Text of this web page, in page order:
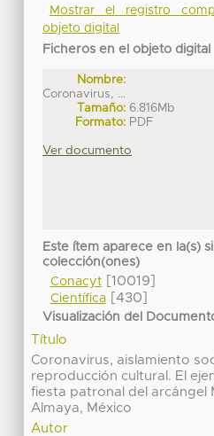
Mostrar el registro
objeto digital
Ficheros en el objeto digital
Nombre:
Coronavirus, ...
Tamaño: 6.816Mb
Formato: PDF
Ver documento
Este ítem aparece en la(s)
colección(ones)
Conacyt[10019]
Científica[430]
Visualización del
Título
Coronavirus, aislamiento
reproducción cultural. El
fiesta patronal del arcángel
Almaya, México
Autor